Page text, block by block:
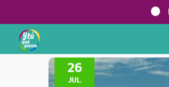
Volver a Festividades
26
JUL.